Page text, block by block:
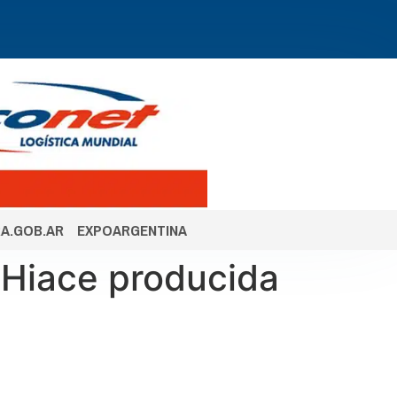
EXPOARGENTINA
producida